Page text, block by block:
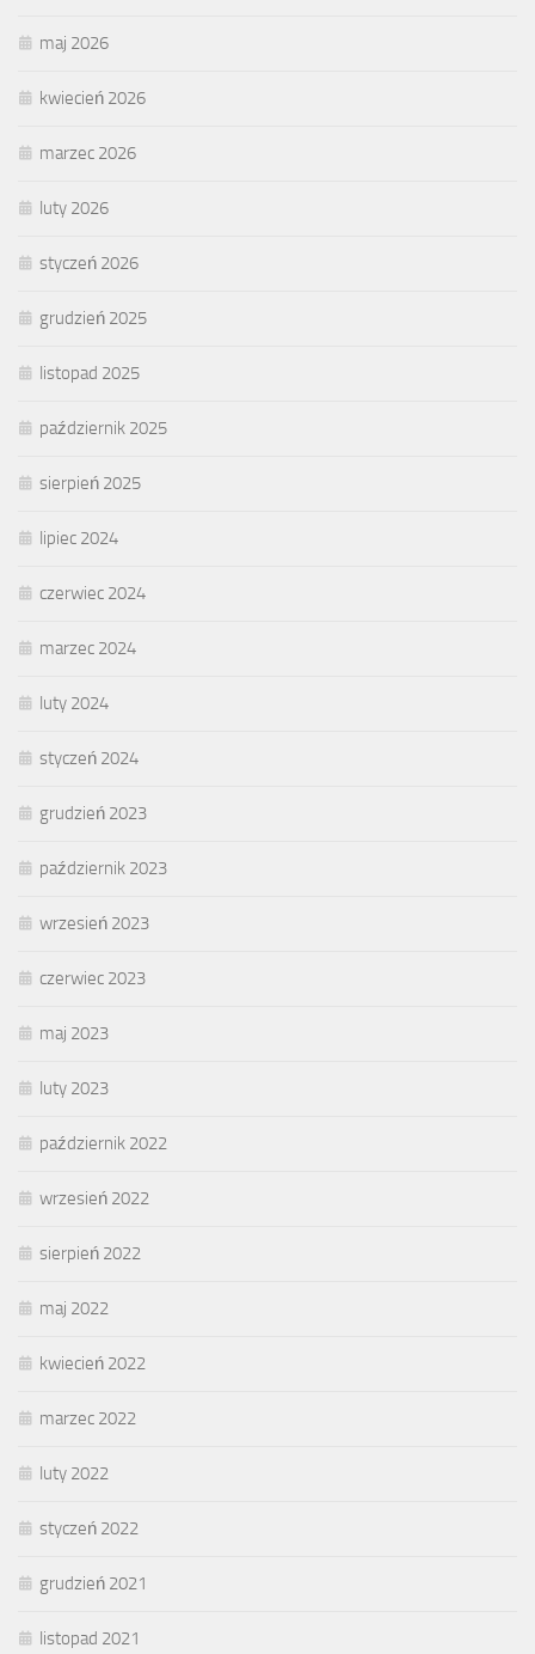
maj 2026
kwiecień 2026
marzec 2026
luty 2026
styczeń 2026
grudzień 2025
listopad 2025
październik 2025
sierpień 2025
lipiec 2024
czerwiec 2024
marzec 2024
luty 2024
styczeń 2024
grudzień 2023
październik 2023
wrzesień 2023
czerwiec 2023
maj 2023
luty 2023
październik 2022
wrzesień 2022
sierpień 2022
maj 2022
kwiecień 2022
marzec 2022
luty 2022
styczeń 2022
grudzień 2021
listopad 2021